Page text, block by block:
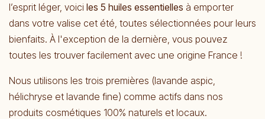
l’esprit léger, voici les 5 huiles essentielles à emporter
dans votre valise cet été, toutes sélectionnées pour leurs
bienfaits. À l'exception de la dernière, vous pouvez
toutes les trouver facilement avec une origine France !
Nous utilisons les trois premières (lavande aspic,
hélichryse et lavande fine) comme actifs dans nos
produits cosmétiques 100% naturels et locaux.